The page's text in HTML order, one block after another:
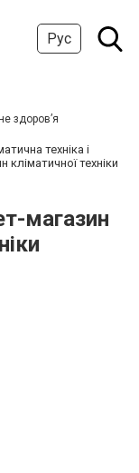
Рус
здоров’я
техніка і
кліматичної техніки
магазин